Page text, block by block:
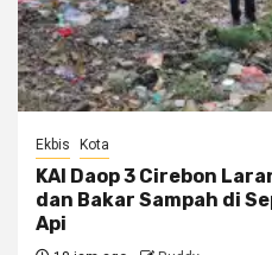
Ekbis Kota
KAI Daop 3 Cirebon
dan Bakar Sampah di
Api